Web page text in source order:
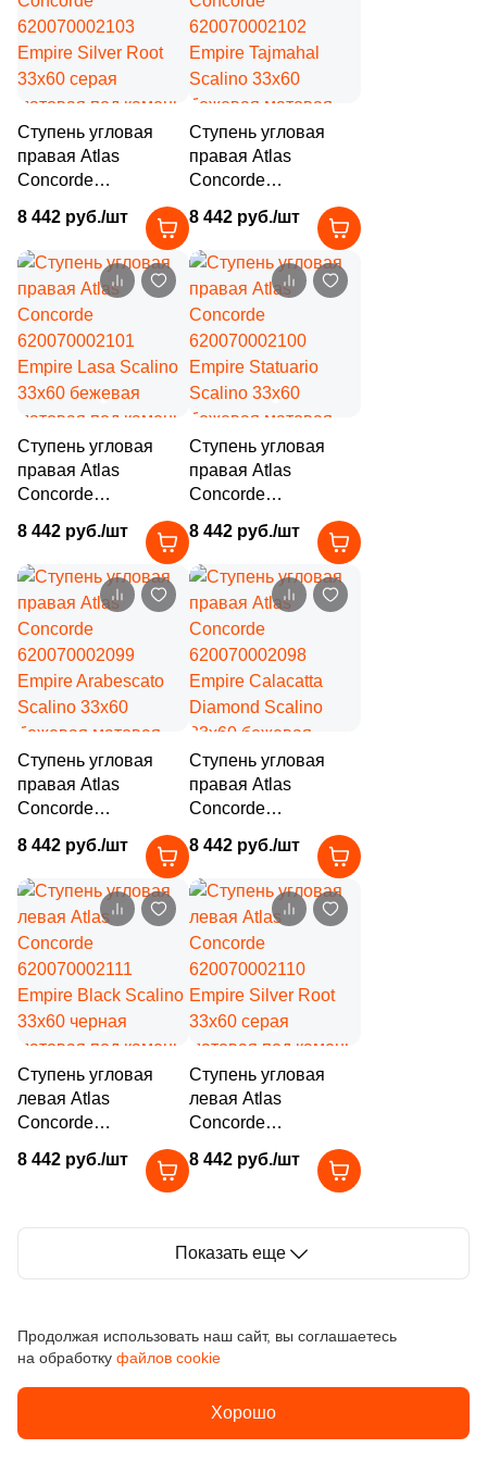
Ступень угловая
правая Atlas
Concorde
Empire Silver Root
33x60 серая
матовая под камень
8 442 руб./шт
Ступень угловая
правая Atlas
Concorde
Empire Tajmahal
Scalino 33x60
бежевая матовая
под камень
8 442 руб./шт
Ступень угловая
правая Atlas
Concorde
Empire Lasa Scalino
33x60 бежевая
матовая под камень
8 442 руб./шт
Ступень угловая
правая Atlas
Concorde
Empire Statuario
Scalino 33x60
бежевая матовая
под камень
8 442 руб./шт
Ступень угловая
правая Atlas
Concorde
Empire Arabescato
Scalino 33x60
бежевая матовая
под камень
8 442 руб./шт
Ступень угловая
правая Atlas
Concorde
Empire Calacatta
Diamond Scalino
33x60 бежевая
матовая под камень
8 442 руб./шт
Ступень угловая
левая Atlas
Concorde
Empire Black Scalino
8 442 руб./шт
Ступень угловая
левая Atlas
Concorde
Empire Silver Root
8 442 руб./шт
Показать еще
Бордюры "Карандаш" из коллекции Empire
Купить в 1 клик
Количество
Ваше имя
Заявка на бесплатный 3D дизайн
Телефон
Обратная связь
Ваше имя
Продолжая использовать наш сайт, вы соглашаетесь
на обработку файлов cookie
Хорошо